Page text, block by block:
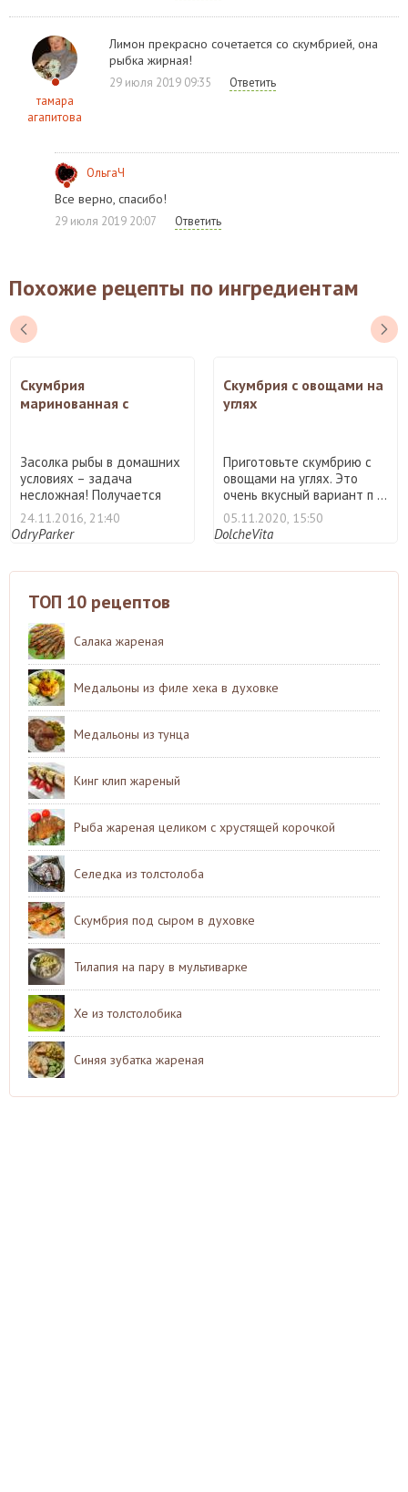
тамара
агапитова
Лимон прекрасно сочетается со скумбрией, она
рыбка жирная!
29 июля 2019 09:35 Ответить
ОльгаЧ
Все верно, спасибо!
29 июля 2019 20:07 Ответить
Похожие рецепты по ингредиентам
Скумбрия
маринованная с
Засолка рыбы в домашних
условиях – задача
несложная! Получается
быст ...
24.11.2016, 21:40
OdryParker
Скумбрия с овощами на
углях
Приготовьте скумбрию с
овощами на углях. Это
очень вкусный вариант п ...
05.11.2020, 15:50
DolcheVita
ТОП 10 рецептов
Салака жареная
Медальоны из филе хека в духовке
Медальоны из тунца
Кинг клип жареный
Рыба жареная целиком с хрустящей корочкой
Селедка из толстолоба
Скумбрия под сыром в духовке
Тилапия на пару в мультиварке
Хе из толстолобика
Синяя зубатка жареная